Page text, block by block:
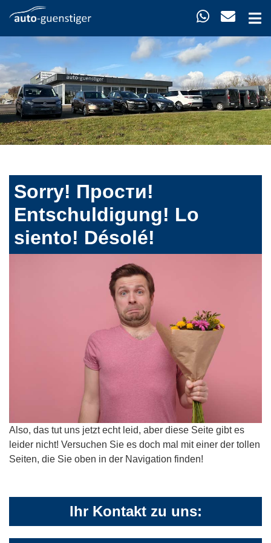
Sorry! Прости!
Entschuldigung! Lo
siento! Désolé!
Also, das tut uns jetzt echt leid, aber diese Seite gibt es
leider nicht! Versuchen Sie es doch mal mit einer der tollen
Seiten, die Sie oben in der Navigation finden!
Ihr Kontakt zu uns: